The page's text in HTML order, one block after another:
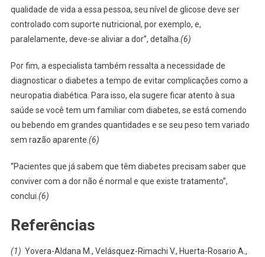
qualidade de vida a essa pessoa, seu nível de glicose deve ser
controlado com suporte nutricional, por exemplo, e,
paralelamente, deve-se aliviar a dor”, detalha. (6)
Por fim, a especialista também ressalta a necessidade de
diagnosticar o diabetes a tempo de evitar complicações como a
neuropatia diabética. Para isso, ela sugere ficar atento à sua
saúde se você tem um familiar com diabetes, se está comendo
ou bebendo em grandes quantidades e se seu peso tem variado
sem razão aparente. (6)
“Pacientes que já sabem que têm diabetes precisam saber que
conviver com a dor não é normal e que existe tratamento”,
conclui. (6)
Referências
(1) Yovera-Aldana M., Velásquez-Rimachi V., Huerta-Rosario A.,